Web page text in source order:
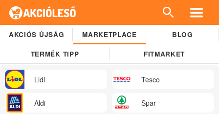
AKCIÓS ÚJSÁG MARKETPLACE BLOG
TERMÉK TIPP FITMARKET
Lidl Tesco
Aldi Spar